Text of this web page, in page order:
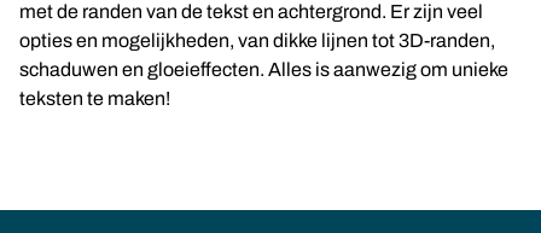
met de randen van de tekst en achtergrond. Er zijn veel
opties en mogelijkheden, van dikke lijnen tot 3D-randen,
schaduwen en gloeieffecten. Alles is aanwezig om unieke
teksten te maken!